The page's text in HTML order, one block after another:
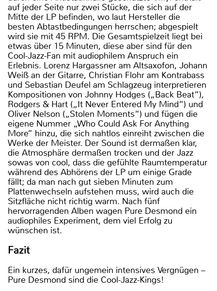
auf jeder Seite nur zwei Stücke, die sich auf der
Mitte der LP befinden, wo laut Hersteller die
besten Abtastbedingungen herrschen; abgespielt
wird sie mit 45 RPM. Die Gesamtspielzeit liegt bei
etwas über 15 Minuten, diese aber sind für den
Cool-Jazz-Fan mit audiophilem Anspruch ein
Erlebnis. Lorenz Hargassner am Altsaxofon, Johann
Weiß an der Gitarre, Christian Flohr am Kontrabass
und Sebastian Deufel am Schlagzeug interpretieren
Kompositionen von Johnny Hodges („Back Beat“),
Rodgers & Hart („It Never Entered My Mind“) und
Oliver Nelson („Stolen Moments“) und fügen die
eigene Nummer „Who Could Ask For Anything
More“ hinzu, die sich nahtlos einreiht zwischen die
Werke der Meister. Der Sound ist dermaßen klar,
die Atmosphäre dermaßen trocken und der Jazz
sowas von cool, dass die gefühlte Raumtemperatur
während des Abhörens der LP um einige Grade
fällt; da man nach gut sieben Minuten zum
Plattenwechseln aufstehen muss, wird auch die
Sitzfläche nicht richtig warm. Nach fünf
hervorragenden Alben wagen Pure Desmond ein
audiophiles Experiment, dem viel Erfolg zu
wünschen ist.
Fazit
Ein kurzes, dafür ungemein intensives Vergnügen –
Pure Desmond sind die Cool-Jazz-Kings!